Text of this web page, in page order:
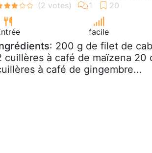
facile
: 200 g de filet de
cuillères à café de maïzena
à café de gingembre...